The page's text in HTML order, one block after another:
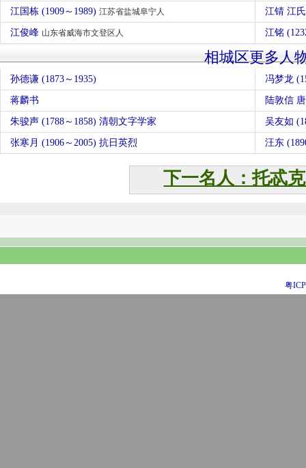
江国栋 (1909～1989) 江苏省盐城阜宁人 江锖 江
江俊峰 山东省威海市文登区人 江铭
相城区更多人
孙德谦 (1873～1935) 冯梦龙
蒋麟书 陆敦信
朱骏声 (1788～1858) 清朝文字学家 吴友如
张寒月 (1906～2005) 抗日英烈
下一名人：托忒
粤